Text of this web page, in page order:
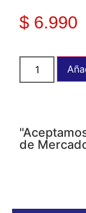
$ 6.990
de